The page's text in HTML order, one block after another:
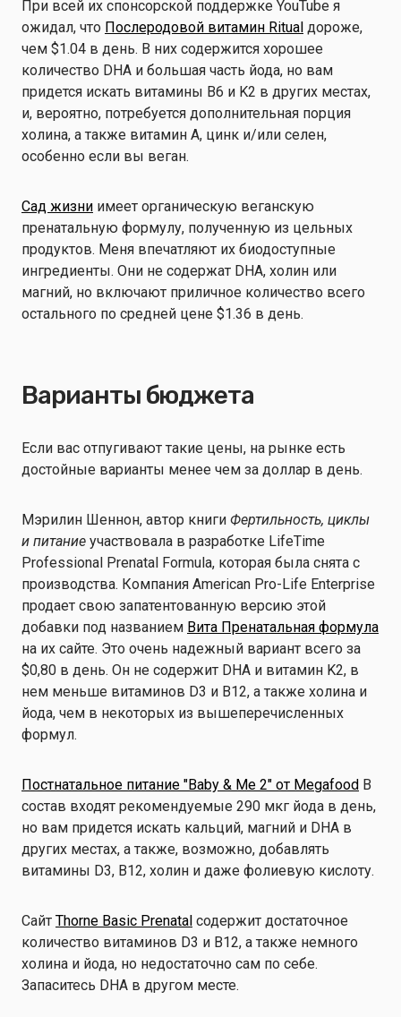
При всей их спонсорской поддержке YouTube я
ожидал, что Послеродовой витамин Ritual дороже,
чем $1.04 в день. В них содержится хорошее
количество DHA и большая часть йода, но вам
придется искать витамины B6 и K2 в других местах,
и, вероятно, потребуется дополнительная порция
холина, а также витамин A, цинк и/или селен,
особенно если вы веган.
Сад жизни имеет органическую веганскую
пренатальную формулу, полученную из цельных
продуктов. Меня впечатляют их биодоступные
ингредиенты. Они не содержат DHA, холин или
магний, но включают приличное количество всего
остального по средней цене $1.36 в день.
Варианты бюджета
Если вас отпугивают такие цены, на рынке есть
достойные варианты менее чем за доллар в день.
Мэрилин Шеннон, автор книги Фертильность, циклы
и питание участвовала в разработке LifeTime
Professional Prenatal Formula, которая была снята с
производства. Компания American Pro-Life Enterprise
продает свою запатентованную версию этой
добавки под названием Вита Пренатальная формула
на их сайте. Это очень надежный вариант всего за
$0,80 в день. Он не содержит DHA и витамин K2, в
нем меньше витаминов D3 и B12, а также холина и
йода, чем в некоторых из вышеперечисленных
формул.
Постнатальное питание "Baby & Me 2" от Megafood В
состав входят рекомендуемые 290 мкг йода в день,
но вам придется искать кальций, магний и DHA в
других местах, а также, возможно, добавлять
витамины D3, B12, холин и даже фолиевую кислоту.
Сайт Thorne Basic Prenatal содержит достаточное
количество витаминов D3 и B12, а также немного
холина и йода, но недостаточно сам по себе.
Запаситесь DHA в другом месте.